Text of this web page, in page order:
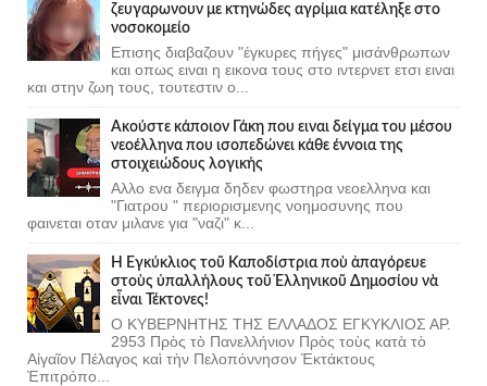
ζευγαρωνουν με κτηνώδες αγρίμια κατέληξε στο
νοσοκομείο
Επισης διαβαζουν "έγκυρες πήγες" μισάνθρωπων
και οπως ειναι η εικονα τους στο ιντερνετ ετσι ειναι
και στην ζωη τους, τουτεστιν ο...
Ακούστε κάποιον Γάκη που ειναι δείγμα του μέσου
νεοέλληνα που ισοπεδώνει κάθε έννοια της
στοιχειώδους λογικής
Αλλο ενα δειγμα δηδεν φωστηρα νεοελληνα και
"Γιατρου " περιορισμενης νοημοσυνης που
φαινεται οταν μιλανε για "ναζι" κ...
Ἡ Ἐγκύκλιος τοῦ Καποδίστρια ποὺ ἀπαγόρευε
στοὺς ὑπαλλήλους τοῦ Ἑλληνικοῦ Δημοσίου νὰ
εἶναι Τέκτονες!
Ο ΚΥΒΕΡΝΗΤΗΣ ΤΗΣ ΕΛΛΑΔΟΣ ΕΓΚΥΚΛΙΟΣ ΑΡ.
2953 Πρὸς τὸ Πανελλήνιον Πρὸς τοὺς κατὰ τὸ
Αἰγαῖον Πέλαγος καὶ τὴν Πελοπόννησον Ἐκτάκτους
Ἐπιτρόπο...